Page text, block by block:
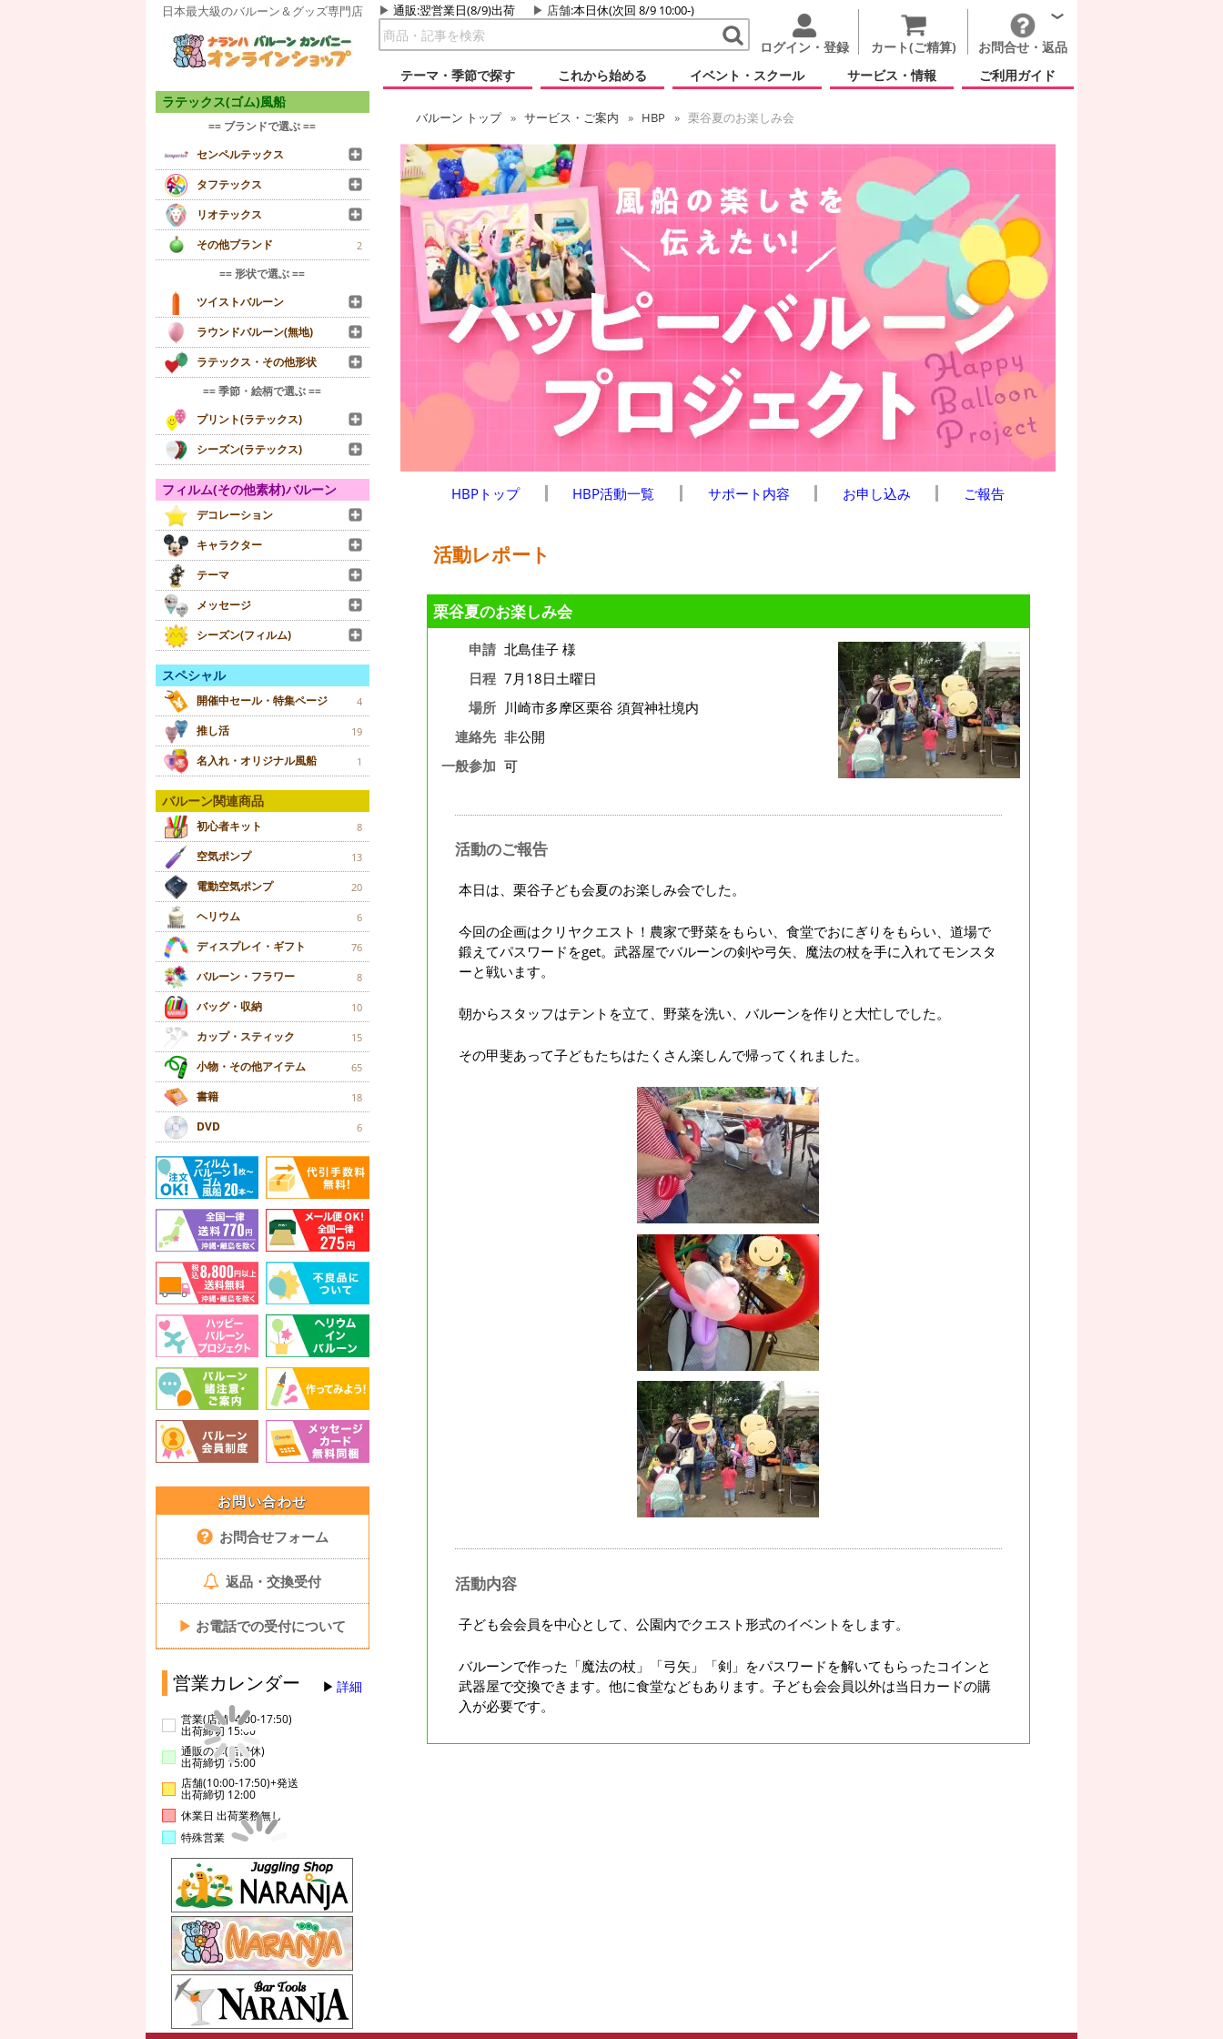
日本最大級のバルーン＆グッズ専門店 通販:翌営業日(8/9)出荷 店舗:本日休(次回 8/9 10:00-)
ログイン・登録 カート(ご精算)
お問合せ・返品
テーマ・季節で探す
これから始める イベント・スクール サービス・情報 ご利用ガイド
ラテックス(ゴム)風船
== ブランドで選ぶ ==
センペルテックス
タフテックス
リオテックス
その他ブランド
2
== 形状で選ぶ ==
ツイストバルーン
ラウンドバルーン(無地)
ラテックス・その他形状
== 季節・絵柄で選ぶ ==
プリント(ラテックス)
シーズン(ラテックス)
フィルム(その他素材)バルーン
デコレーション
キャラクター
テーマ
メッセージ
シーズン(フィルム)
スペシャル
開催中セール・特集ページ 4
推し活 19
名入れ・オリジナル風船 1
バルーン関連商品
初心者キット 8
空気ポンプ 13
電動空気ポンプ 20
ヘリウム 6
ディスプレイ・ギフト 76
バルーン・フラワー 8
バッグ・収納 10
カップ・スティック 15
小物・その他アイテム 65
書籍 18
DVD 6
お問い合わせ
お問合せフォーム
返品・交換受付
▶ お電話での受付について
営業カレンダー 詳細
営業(店舗14:00-17:50)
出荷締切 15:00
通販のみ(店舗休)
出荷締切 15:00
店舗(10:00-17:50)+発送
出荷締切 12:00
休業日 出荷業務無し
特殊営業
バルーン トップ サービス・ご案内 HBP 栗谷夏のお楽しみ会
HBPトップ HBP活動一覧 サポート内容 お申し込み ご報告
活動レポート
栗谷夏のお楽しみ会
申請 北島佳子 様
日程 7月18日土曜日
場所 川崎市多摩区栗谷 須賀神社境内
連絡先 非公開
一般参加 可
活動のご報告
本日は、栗谷子ども会夏のお楽しみ会でした。
今回の企画はクリヤクエスト！農家で野菜をもらい、食堂でおにぎりをもらい、道場で
鍛えてパスワードをget。武器屋でバルーンの剣や弓矢、魔法の杖を手に入れてモンスタ
ーと戦います。
朝からスタッフはテントを立て、野菜を洗い、バルーンを作りと大忙しでした。
その甲斐あって子どもたちはたくさん楽しんで帰ってくれました。
活動内容
子ども会会員を中心として、公園内でクエスト形式のイベントをします。
バルーンで作った「魔法の杖」「弓矢」「剣」をパスワードを解いてもらったコインと
武器屋で交換できます。他に食堂などもあります。子ども会会員以外は当日カードの購
入が必要です。